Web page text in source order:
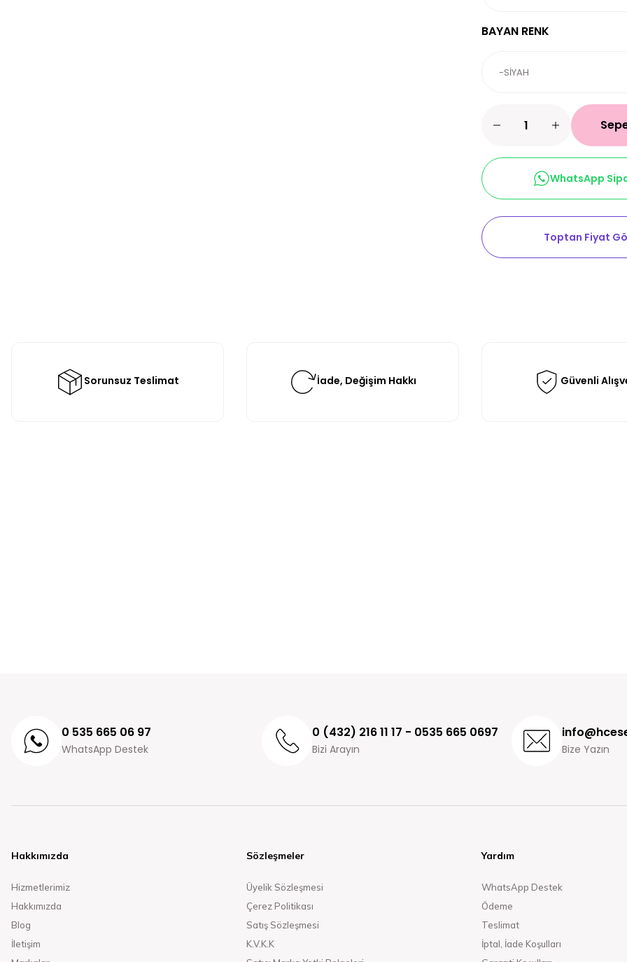
BAYAN RENK
WhatsApp
Toptan Fiyat
Sorunsuz Teslimat İade, Değişim Hakkı Güvenli
0 535 665 06 97
WhatsApp Destek
0 (432) 216 11 17 - 0535 665 0697
Bizi Arayın Bize Yazın
Hakkımızda
Hizmetlerimiz
Hakkımızda
Blog
İletişim
Sözleşmeler
Üyelik Sözleşmesi
Çerez Politikası
Satış Sözleşmesi
K.V.K.K
Yardım
WhatsApp Destek
Ödeme
Teslimat
İptal, İade Koşulları